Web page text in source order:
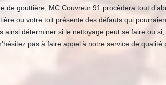
gouttière, MC Couvreur 91 procèdera tout
ou votre toit présente des défauts qui
déterminer si le nettoyage peut se faire ou
pas à faire appel à notre service de